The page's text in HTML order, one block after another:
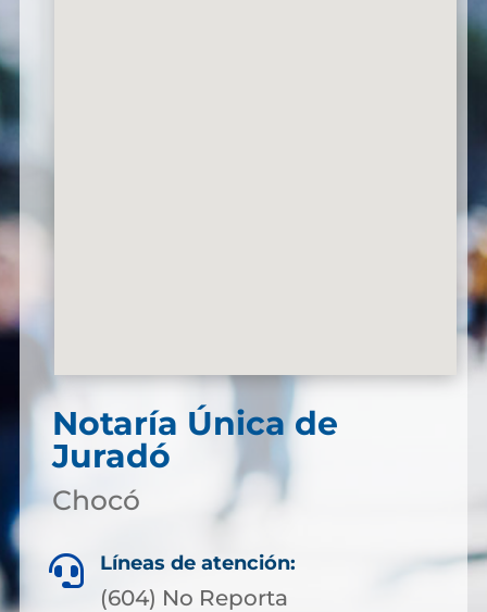
Notaría Única de
Juradó
Chocó
 Líneas de atención:
(604) No Reporta